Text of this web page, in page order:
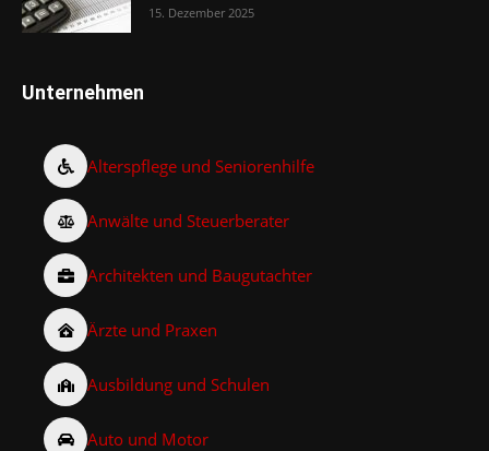
15. Dezember 2025
Unternehmen
Alterspflege und Seniorenhilfe
Anwälte und Steuerberater
Architekten und Baugutachter
Ärzte und Praxen
Ausbildung und Schulen
Auto und Motor